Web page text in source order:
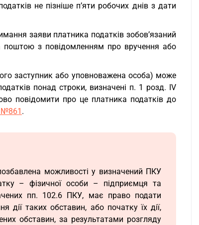
не пізніше п’яти робочих днів з дати
заяви платника податків зобов’язаний
поштою з повідомленням про вручення або
заступник або уповноважена особа) може
понад строки, визначені п. 1 розд. ІV
повідомити про це платника податків до
№861 .
можливості у визначений ПКУ
– фізичної особи – підприємця та
пп. 102.6 ПКУ, має право подати
дії таких обставин, або початку їх дії,
обставин, за результатами розгляду